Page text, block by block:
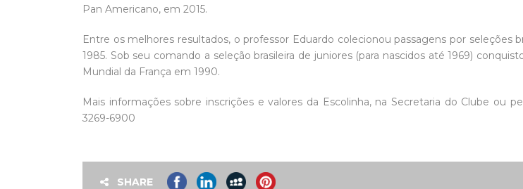
Pan Americano, em 2015.
Entre os melhores resultados, o professor Eduardo colecionou passagens por seleções
1985. Sob seu comando a seleção brasileira de juniores (para nascidos até 1969)
Mundial da França em 1990.
Mais informações sobre inscrições e valores da Escolinha, na Secretaria do Clube ou
3269-6900
SHARE